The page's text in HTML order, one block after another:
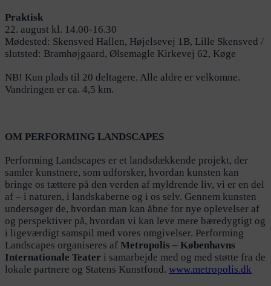
Praktisk
22. august kl. 14.00-16.30
Mødested: Skensved Hallen, Højelsevej 1B, Lille Skensved /
slutsted: Bramhøjgaard, Ølsemagle Kirkevej 62, Køge
NB! Kun plads til 20 deltagere. Alle aldre er velkomne.
Vandringen er ca. 4,5 km.
OM PERFORMING LANDSCAPES
Performing Landscapes er et landsdækkende projekt, der
samler kunstnere, som udforsker, hvordan kunsten kan
bringe os tættere på den verden af myldrende liv, vi er en del
af – i naturen, i landskaberne og i os selv. Gennem kunsten
undersøger de, hvordan man kan åbne for nye oplevelser af
og perspektiver på, hvordan vi kan leve mere bæredygtigt og
i ligeværdigt samspil med vores omgivelser. Performing
Landscapes organiseres af Metropolis – Københavns
Internationale Teater i samarbejde med og med støtte fra de
lokale partnere og Statens Kunstfond. www.metropolis.dk